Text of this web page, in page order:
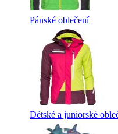
Pánské oblečení
Dětské a juniorské